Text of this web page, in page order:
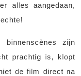
alles aangedaan,
zijn
prachtig is, klopt
de film direct na